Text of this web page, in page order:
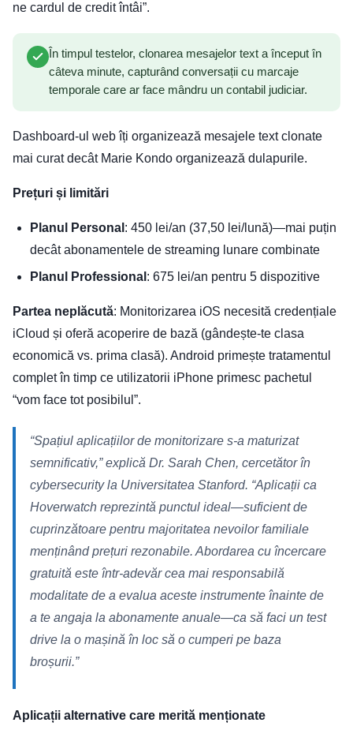
ne cardul de credit întâi”.
În timpul testelor, clonarea mesajelor text a început în
câteva minute, capturând conversații cu marcaje
temporale care ar face mândru un contabil judiciar.
Dashboard-ul web îți organizează mesajele text clonate
mai curat decât Marie Kondo organizează dulapurile.
Prețuri și limitări
Planul Personal : 450 lei/an (37,50 lei/lună)—mai puțin
decât abonamentele de streaming lunare combinate
Planul Professional : 675 lei/an pentru 5 dispozitive
Partea neplăcută: Monitorizarea iOS necesită credențiale
iCloud și oferă acoperire de bază (gândește-te clasa
economică vs. prima clasă). Android primește tratamentul
complet în timp ce utilizatorii iPhone primesc pachetul
“vom face tot posibilul”.
“Spațiul aplicațiilor de monitorizare s-a maturizat
semnificativ,” explică Dr. Sarah Chen, cercetător în
cybersecurity la Universitatea Stanford. “Aplicații ca
Hoverwatch reprezintă punctul ideal—suficient de
cuprinzătoare pentru majoritatea nevoilor familiale
menținând prețuri rezonabile. Abordarea cu încercare
gratuită este într-adevăr cea mai responsabilă
modalitate de a evalua aceste instrumente înainte de
a te angaja la abonamente anuale—ca să faci un test
drive la o mașină în loc să o cumperi pe baza
broșurii.”
Aplicații alternative care merită menționate